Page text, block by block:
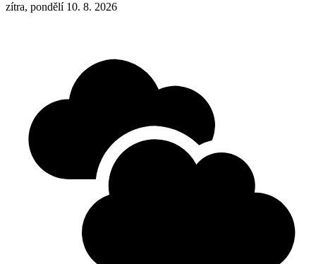
zítra, pondělí 10. 8. 2026